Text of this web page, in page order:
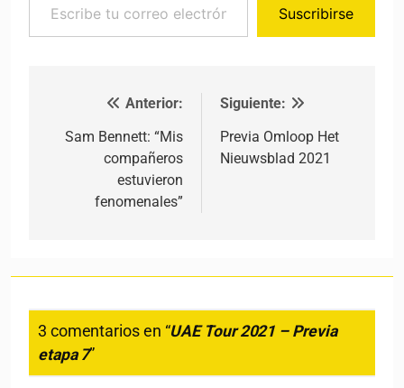
Suscribirse
Navegación de entradas
Anterior:
Sam Bennett: “Mis
compañeros
estuvieron
fenomenales”
Siguiente:
Previa Omloop Het
Nieuwsblad 2021
3 comentarios en “UAE Tour 2021 – Previa
etapa 7”